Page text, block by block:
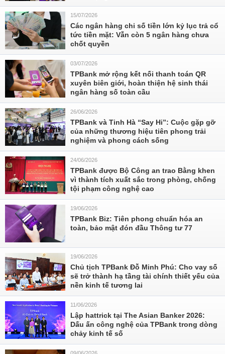
15/07/2026
Các ngân hàng chi số tiền lớn kỷ lục trả cổ
tức tiền mặt: Vẫn còn 5 ngân hàng chưa
chốt quyền
03/07/2026
TPBank mở rộng kết nối thanh toán QR
xuyên biên giới, hoàn thiện hệ sinh thái
ngân hàng số toàn cầu
26/06/2026
TPBank và Tinh Hà “Say Hi”: Cuộc gặp gỡ
của những thương hiệu tiên phong trải
nghiệm và phong cách sống
24/06/2026
TPBank được Bộ Công an trao Bằng khen
vì thành tích xuất sắc trong phòng, chống
tội phạm công nghệ cao
19/06/2026
TPBank Biz: Tiên phong chuẩn hóa an
toàn, bảo mật đón đầu Thông tư 77
19/06/2026
Chủ tịch TPBank Đỗ Minh Phú: Cho vay số
sẽ trở thành hạ tầng tài chính thiết yếu của
nền kinh tế tương lai
11/06/2026
Lập hattrick tại The Asian Banker 2026:
Dấu ấn công nghệ của TPBank trong dòng
chảy kinh tế số